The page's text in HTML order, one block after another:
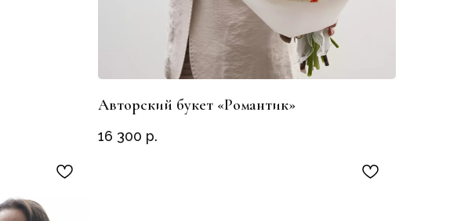
Авторский букет «Романтик»
16 300 р.